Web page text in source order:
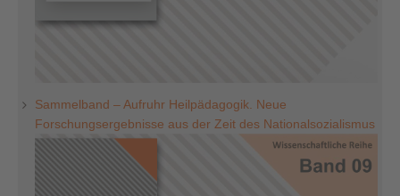
Sammelband – Aufruhr Heilpädagogik. Neue
Forschungsergebnisse aus der Zeit des Nationalsozialismus